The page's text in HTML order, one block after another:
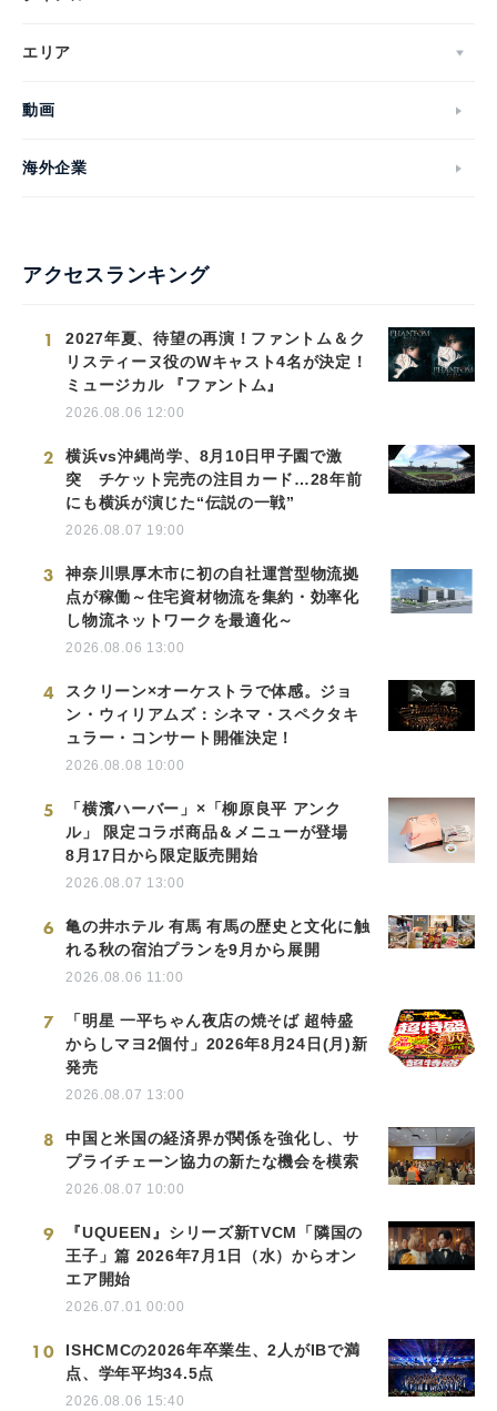
エリア
動画
海外企業
アクセスランキング
1
2027年夏、待望の再演！ファントム＆ク
リスティーヌ役のWキャスト4名が決定！
ミュージカル 『ファントム』
2026.08.06 12:00
2
横浜vs沖縄尚学、8月10日甲子園で激
突 チケット完売の注目カード…28年前
にも横浜が演じた“伝説の一戦”
2026.08.07 19:00
3
神奈川県厚木市に初の自社運営型物流拠
点が稼働～住宅資材物流を集約・効率化
し物流ネットワークを最適化～
2026.08.06 13:00
4
スクリーン×オーケストラで体感。ジョ
ン・ウィリアムズ：シネマ・スペクタキ
ュラー・コンサート開催決定！
2026.08.08 10:00
5
「横濱ハーバー」×「柳原良平 アンク
ル」 限定コラボ商品＆メニューが登場
8月17日から限定販売開始
2026.08.07 13:00
6
亀の井ホテル 有馬 有馬の歴史と文化に触
れる秋の宿泊プランを9月から展開
2026.08.06 11:00
7
「明星 一平ちゃん夜店の焼そば 超特盛
からしマヨ2個付」2026年8月24日(月)新
発売
2026.08.07 13:00
8
中国と米国の経済界が関係を強化し、サ
プライチェーン協力の新たな機会を模索
2026.08.07 10:00
9
『UQUEEN』シリーズ新TVCM「隣国の
王子」篇 2026年7月1日（水）からオン
エア開始
2026.07.01 00:00
10
ISHCMCの2026年卒業生、2人がIBで満
点、学年平均34.5点
2026.08.06 15:40